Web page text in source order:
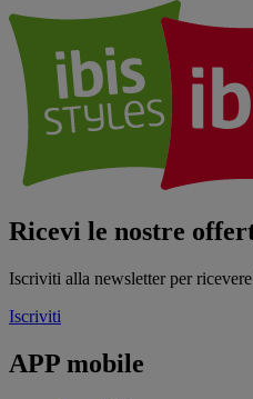
Ricevi le nostre
Iscriviti alla newsletter per
Iscriviti
APP mobile